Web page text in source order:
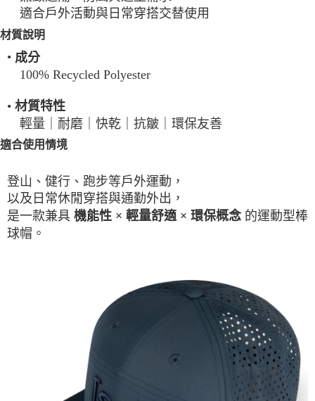
適合戶外活動與日常穿搭交替使用
材質說明
• 成分
100% Recycled Polyester
• 材質特性
輕量｜耐磨｜快乾｜抗皺｜環保友善
適合使用情境
登山、健行、跑步等戶外運動，
以及日常休閒穿搭與通勤外出，
是一款兼具 機能性 × 輕量舒適 × 環保概念的運動型棒
球帽。